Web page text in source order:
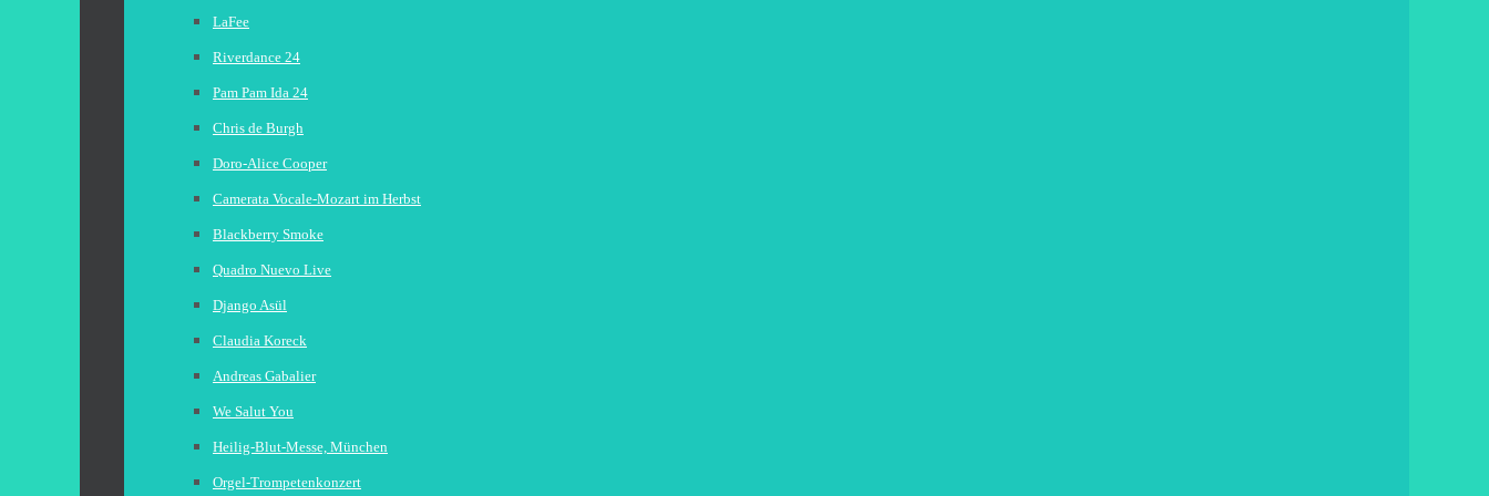
LaFee
Riverdance 24
Pam Pam Ida 24
Chris de Burgh
Doro-Alice Cooper
Camerata Vocale-Mozart im Herbst
Blackberry Smoke
Quadro Nuevo Live
Django Asül
Claudia Koreck
Andreas Gabalier
We Salut You
Heilig-Blut-Messe, München
Orgel-Trompetenkonzert